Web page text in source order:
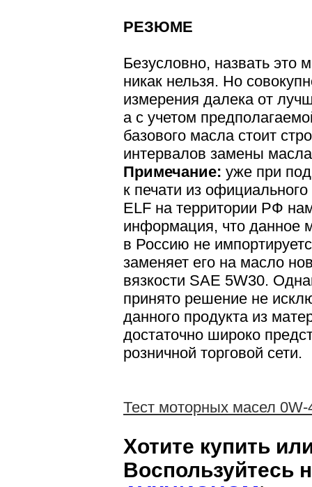
РЕЗЮМЕ
Безусловно, назвать это
никак нельзя. Но
измерения далека от
а с учетом
базового масла стоит
интервалов замены
Примечание: уже при
к печати из
ELF на территории РФ
информация, что данное
в Россию не
заменяет его на масло
вязкости SAE 5W30.
принято решение не
данного продукта из
достаточно широко
розничной торговой сети.
Тест моторных масел
Хотите купить
Воспользуйтесь